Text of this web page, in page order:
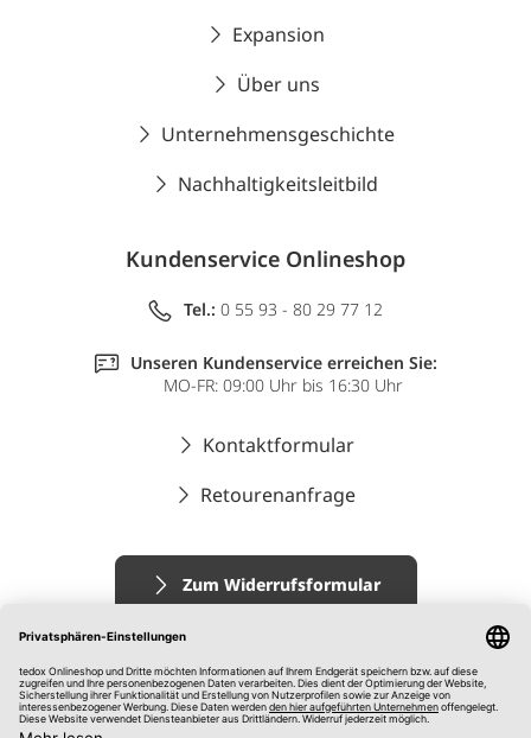
Expansion
Über uns
Unternehmensgeschichte
Nachhaltigkeitsleitbild
Kundenservice Onlineshop
Tel.: 0 55 93 - 80 29 77 12
Unseren Kundenservice erreichen Sie:
MO-FR: 09:00 Uhr bis 16:30 Uhr
Kontaktformular
Retourenanfrage
Zum Widerrufsformular
Impressum
AGB